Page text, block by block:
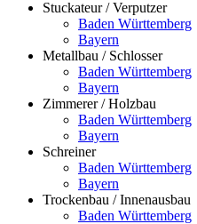
Stuckateur / Verputzer
Baden Württemberg
Bayern
Metallbau / Schlosser
Baden Württemberg
Bayern
Zimmerer / Holzbau
Baden Württemberg
Bayern
Schreiner
Baden Württemberg
Bayern
Trockenbau / Innenausbau
Baden Württemberg